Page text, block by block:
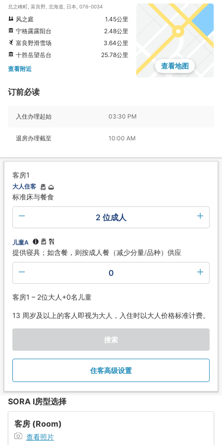
北之峰町, 富良野, 北海道, 日本, 076-0034
风之庭
1.45公里
宁格露露阳台
2.48公里
富良野滑雪场
3.64公里
十胜岳望岳台
25.78公里
查看附近
查看地图
订前必读
入住办理起始 03:30 PM
退房办理截至 10:00 AM
客房1
大人住客
标准床与餐食
2 位成人
儿童A
提供寝具；如含餐，则按成人餐（减少分量/品种）供应
0
客房1 – 2位大人+0名儿童
13 周岁及以上的客人即视为大人，入住时以大人价格标准计费。
搜索
住客高级设置
SORA I房型选择
客房 (Room)
查看照片